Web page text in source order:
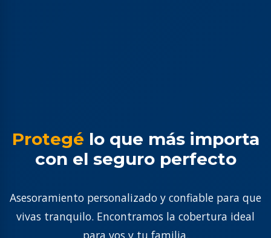
Protegé lo que más importa
con el seguro perfecto
Asesoramiento personalizado y confiable para que
vivas tranquilo. Encontramos la cobertura ideal
para vos y tu familia.